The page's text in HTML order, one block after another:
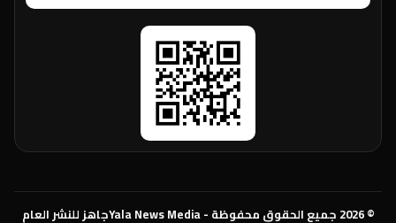
© 2026 جميع الحقوق محفوظة - Yala News Media جاهز للنشر العام